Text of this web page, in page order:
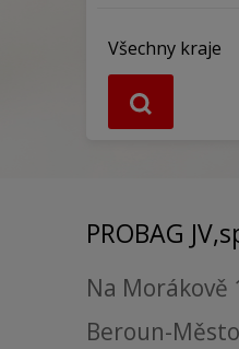
PROBAG
Na Morákově
Beroun-